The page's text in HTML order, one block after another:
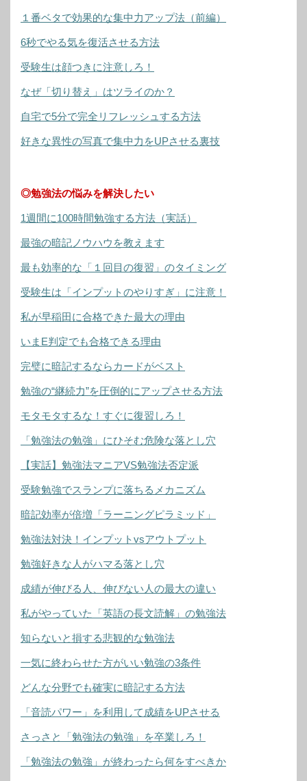
１番ベタで効果的な集中力アップ法（前編）
6秒でやる気を復活させる方法
受験生は顔つきに注意しろ！
なぜ「切り替え」はツライのか？
自宅で5分で完全リフレッシュする方法
好きな異性の写真で集中力をUPさせる裏技
◎勉強法の悩みを解決したい
1週間に100時間勉強する方法（実話）
最強の暗記ノウハウを教えます
最も効率的な「１回目の復習」のタイミング
受験生は「インプットのやりすぎ」に注意！
私が早稲田に合格できた最大の理由
いまE判定でも合格できる理由
完璧に暗記するならカードがベスト
勉強の“継続力”を圧倒的にアップさせる方法
モタモタするな！すぐに復習しろ！
「勉強法の勉強」にひそむ危険な落とし穴
【実話】勉強法マニアVS勉強法否定派
受験勉強でスランプに落ちるメカニズム
暗記効率が倍増「ラーニングピラミッド」
勉強法対決！インプットvsアウトプット
勉強好きな人がハマる落とし穴
成績が伸びる人、伸びない人の最大の違い
私がやっていた「英語の長文読解」の勉強法
知らないと損する悲観的な勉強法
一気に終わらせた方がいい勉強の3条件
どんな分野でも確実に暗記する方法
「音読パワー」を利用して成績をUPさせる
さっさと「勉強法の勉強」を卒業しろ！
「勉強法の勉強」が終わったら何をすべきか